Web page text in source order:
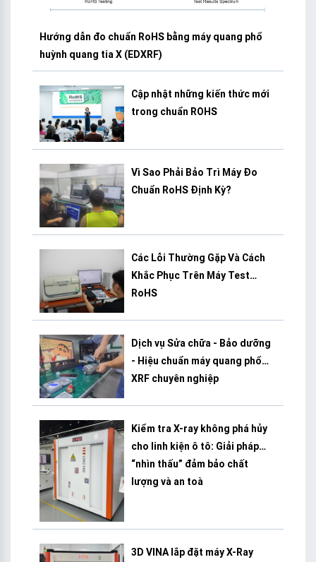
Hướng dẫn đo chuẩn RoHS bằng máy quang phổ
huỳnh quang tia X (EDXRF)
Cập nhật những kiến thức mới
trong chuẩn ROHS
Vì Sao Phải Bảo Trì Máy Đo
Chuẩn RoHS Định Kỳ?
Các Lỗi Thường Gặp Và Cách
Khắc Phục Trên Máy Test
RoHS
Dịch vụ Sửa chữa - Bảo dưỡng
- Hiệu chuẩn máy quang phổ
XRF chuyên nghiệp
Kiểm tra X-ray không phá hủy
cho linh kiện ô tô: Giải pháp
“nhìn thấu” đảm bảo chất
lượng và an toà
3D VINA lắp đặt máy X-Ray